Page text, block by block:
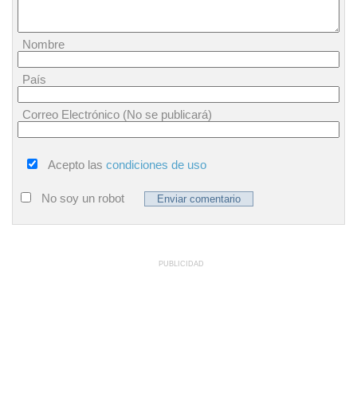
Nombre
País
Correo Electrónico (No se publicará)
Acepto las condiciones de uso
No soy un robot
PUBLICIDAD